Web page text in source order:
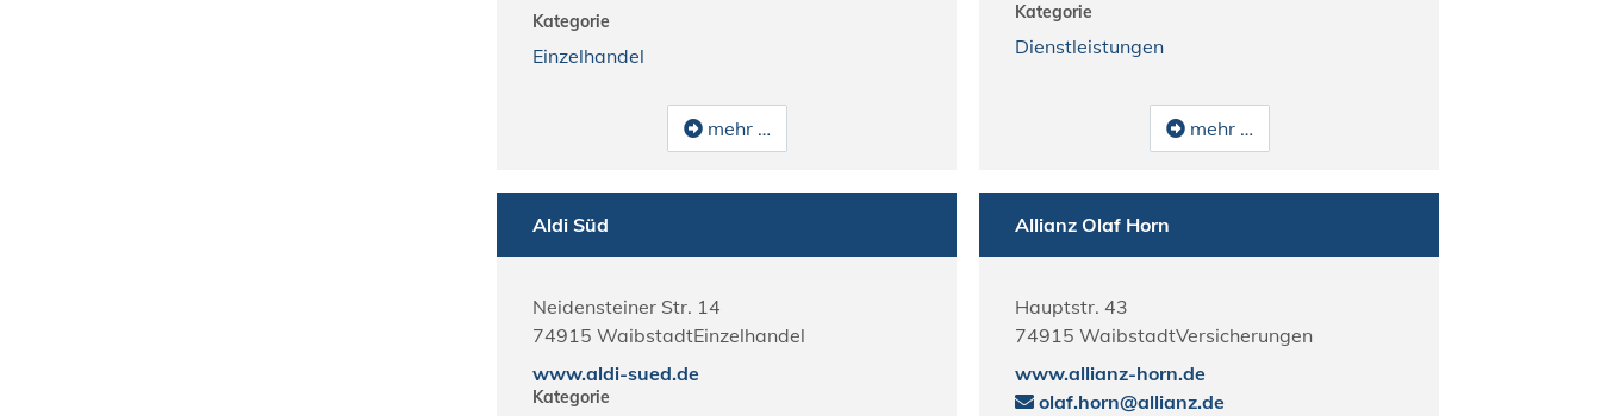
Kategorie
Einzelhandel
mehr …
Kategorie
Dienstleistungen
mehr …
Aldi Süd
Neidensteiner Str. 14
74915 WaibstadtEinzelhandel
www.aldi-sued.de
Kategorie
Allianz Olaf Horn
Hauptstr. 43
74915 WaibstadtVersicherungen
www.allianz-horn.de
olaf.horn@allianz.de